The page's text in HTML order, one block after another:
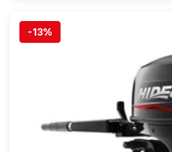
-13%